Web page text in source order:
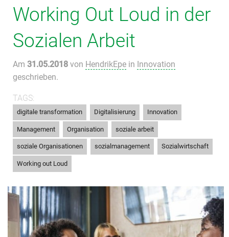
Working Out Loud in der
Sozialen Arbeit
Am 31.05.2018 von HendrikEpe in Innovation
geschrieben.
TAGS:
digitale transformation Digitalisierung Innovation
Management Organisation soziale arbeit
soziale Organisationen sozialmanagement Sozialwirtschaft
Working out Loud